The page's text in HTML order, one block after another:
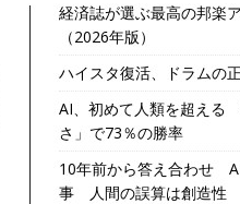
経済誌が選ぶ最高の邦楽
（2026年版）
ハイスタ復活、ドラムの
AI、初めて人類を超える
さ」で73％の勝率
10年前から答え合わせ
事 人間の誤算は創造性